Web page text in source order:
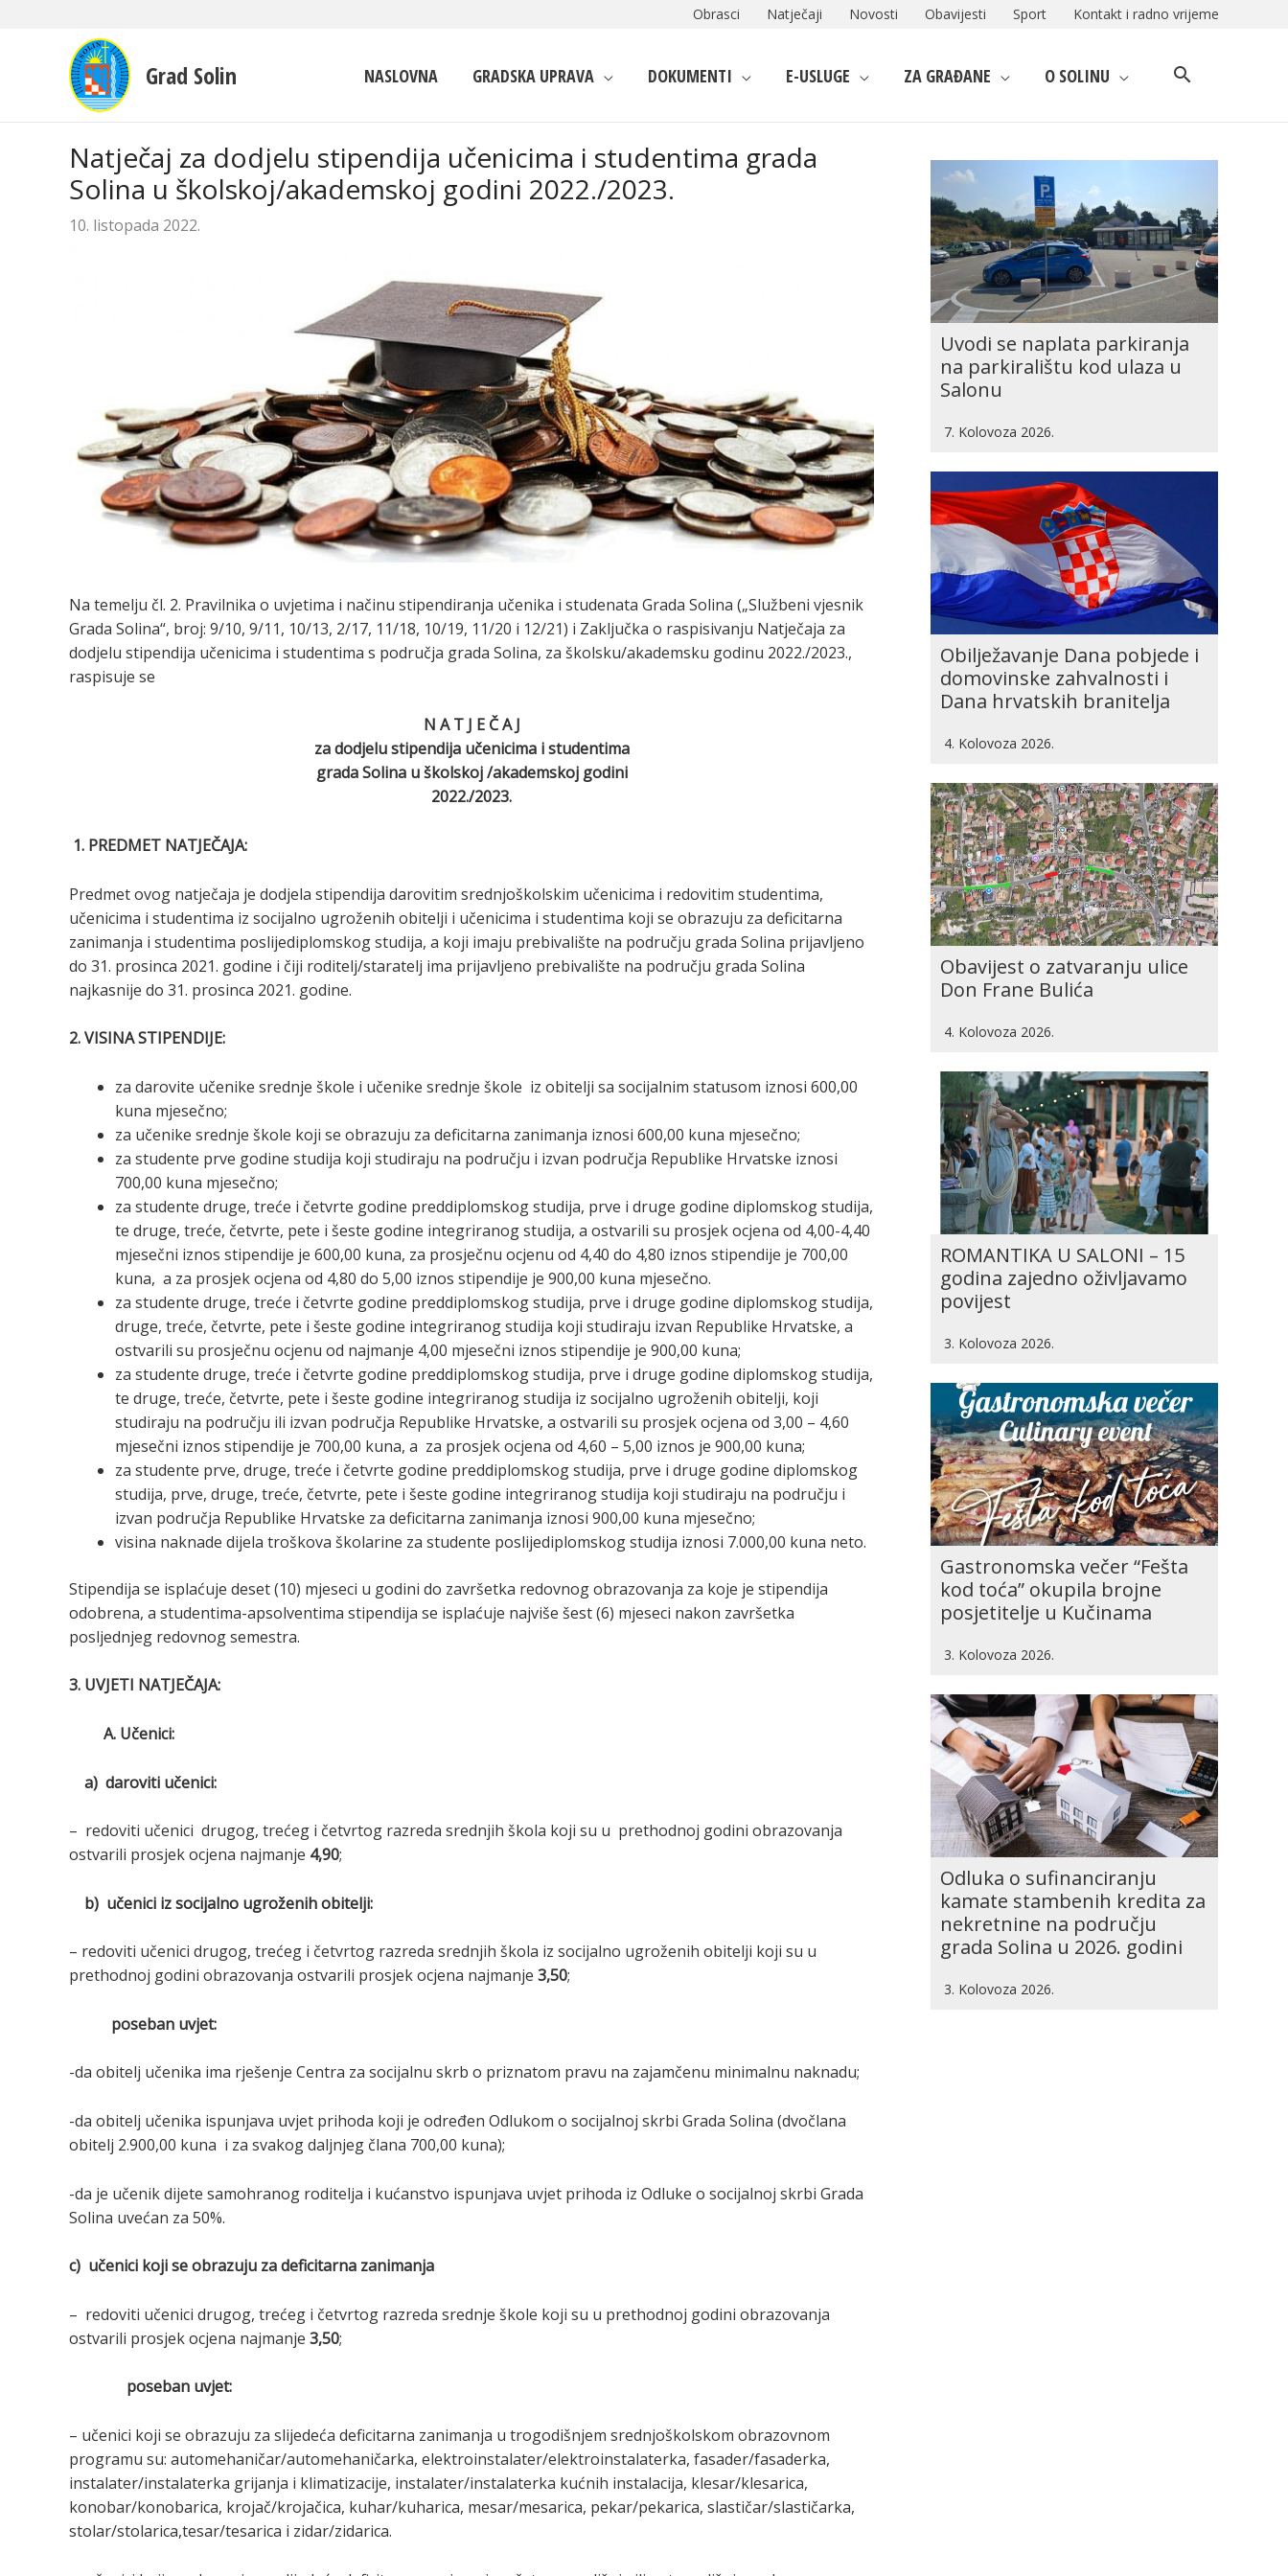
Obrasci Natječaji Novosti Obavijesti Sport Kontakt i radno vrijeme
Grad Solin NASLOVNA GRADSKA UPRAVA DOKUMENTI E-USLUGE ZA GRAĐANE O SOLINU
Natječaj za dodjelu stipendija učenicima i studentima grada
Solina u školskoj/akademskoj godini 2022./2023.
10. listopada 2022.
Na temelju čl. 2. Pravilnika o uvjetima i načinu stipendiranja učenika i studenata Grada Solina („Službeni vjesnik
Grada Solina“, broj: 9/10, 9/11, 10/13, 2/17, 11/18, 10/19, 11/20 i 12/21) i Zaključka o raspisivanju Natječaja za
dodjelu stipendija učenicima i studentima s područja grada Solina, za školsku/akademsku godinu 2022./2023.,
raspisuje se
N A T J E Č A J
za dodjelu stipendija učenicima i studentima
grada Solina u školskoj /akademskoj godini
2022./2023.
1. PREDMET NATJEČAJA:
Predmet ovog natječaja je dodjela stipendija darovitim srednjoškolskim učenicima i redovitim studentima,
učenicima i studentima iz socijalno ugroženih obitelji i učenicima i studentima koji se obrazuju za deficitarna
zanimanja i studentima poslijediplomskog studija, a koji imaju prebivalište na području grada Solina prijavljeno
do 31. prosinca 2021. godine i čiji roditelj/staratelj ima prijavljeno prebivalište na području grada Solina
najkasnije do 31. prosinca 2021. godine.
2. VISINA STIPENDIJE:
za darovite učenike srednje škole i učenike srednje škole iz obitelji sa socijalnim statusom iznosi 600,00
kuna mjesečno;
za učenike srednje škole koji se obrazuju za deficitarna zanimanja iznosi 600,00 kuna mjesečno;
za studente prve godine studija koji studiraju na području i izvan područja Republike Hrvatske iznosi
700,00 kuna mjesečno;
za studente druge, treće i četvrte godine preddiplomskog studija, prve i druge godine diplomskog studija,
te druge, treće, četvrte, pete i šeste godine integriranog studija, a ostvarili su prosjek ocjena od 4,00-4,40
mjesečni iznos stipendije je 600,00 kuna, za prosječnu ocjenu od 4,40 do 4,80 iznos stipendije je 700,00
kuna, a za prosjek ocjena od 4,80 do 5,00 iznos stipendije je 900,00 kuna mjesečno.
za studente druge, treće i četvrte godine preddiplomskog studija, prve i druge godine diplomskog studija,
druge, treće, četvrte, pete i šeste godine integriranog studija koji studiraju izvan Republike Hrvatske, a
ostvarili su prosječnu ocjenu od najmanje 4,00 mjesečni iznos stipendije je 900,00 kuna;
za studente druge, treće i četvrte godine preddiplomskog studija, prve i druge godine diplomskog studija,
te druge, treće, četvrte, pete i šeste godine integriranog studija iz socijalno ugroženih obitelji, koji
studiraju na području ili izvan područja Republike Hrvatske, a ostvarili su prosjek ocjena od 3,00 – 4,60
mjesečni iznos stipendije je 700,00 kuna, a za prosjek ocjena od 4,60 – 5,00 iznos je 900,00 kuna;
za studente prve, druge, treće i četvrte godine preddiplomskog studija, prve i druge godine diplomskog
studija, prve, druge, treće, četvrte, pete i šeste godine integriranog studija koji studiraju na području i
izvan područja Republike Hrvatske za deficitarna zanimanja iznosi 900,00 kuna mjesečno;
visina naknade dijela troškova školarine za studente poslijediplomskog studija iznosi 7.000,00 kuna neto.
Stipendija se isplaćuje deset (10) mjeseci u godini do završetka redovnog obrazovanja za koje je stipendija
odobrena, a studentima-apsolventima stipendija se isplaćuje najviše šest (6) mjeseci nakon završetka
posljednjeg redovnog semestra.
3. UVJETI NATJEČAJA:
A. Učenici:
a) daroviti učenici:
– redoviti učenici drugog, trećeg i četvrtog razreda srednjih škola koji su u prethodnoj godini obrazovanja
ostvarili prosjek ocjena najmanje 4,90;
b) učenici iz socijalno ugroženih obitelji:
– redoviti učenici drugog, trećeg i četvrtog razreda srednjih škola iz socijalno ugroženih obitelji koji su u
prethodnoj godini obrazovanja ostvarili prosjek ocjena najmanje 3,50;
poseban uvjet:
-da obitelj učenika ima rješenje Centra za socijalnu skrb o priznatom pravu na zajamčenu minimalnu naknadu;
-da obitelj učenika ispunjava uvjet prihoda koji je određen Odlukom o socijalnoj skrbi Grada Solina (dvočlana
obitelj 2.900,00 kuna i za svakog daljnjeg člana 700,00 kuna);
-da je učenik dijete samohranog roditelja i kućanstvo ispunjava uvjet prihoda iz Odluke o socijalnoj skrbi Grada
Solina uvećan za 50%.
c) učenici koji se obrazuju za deficitarna zanimanja
– redoviti učenici drugog, trećeg i četvrtog razreda srednje škole koji su u prethodnoj godini obrazovanja
ostvarili prosjek ocjena najmanje 3,50;
poseban uvjet:
– učenici koji se obrazuju za slijedeća deficitarna zanimanja u trogodišnjem srednjoškolskom obrazovnom
programu su: automehaničar/automehaničarka, elektroinstalater/elektroinstalaterka, fasader/fasaderka,
instalater/instalaterka grijanja i klimatizacije, instalater/instalaterka kućnih instalacija, klesar/klesarica,
konobar/konobarica, krojač/krojačica, kuhar/kuharica, mesar/mesarica, pekar/pekarica, slastičar/slastičarka,
stolar/stolarica,tesar/tesarica i zidar/zidarica.
Uvodi se naplata parkiranja
na parkiralištu kod ulaza u
Salonu
7. Kolovoza 2026.
Obilježavanje Dana pobjede i
domovinske zahvalnosti i
Dana hrvatskih branitelja
4. Kolovoza 2026.
Obavijest o zatvaranju ulice
Don Frane Bulića
4. Kolovoza 2026.
ROMANTIKA U SALONI – 15
godina zajedno oživljavamo
povijest
3. Kolovoza 2026.
Gastronomska večer “Fešta
kod toća” okupila brojne
posjetitelje u Kučinama
3. Kolovoza 2026.
Odluka o sufinanciranju
kamate stambenih kredita za
nekretnine na području
grada Solina u 2026. godini
3. Kolovoza 2026.